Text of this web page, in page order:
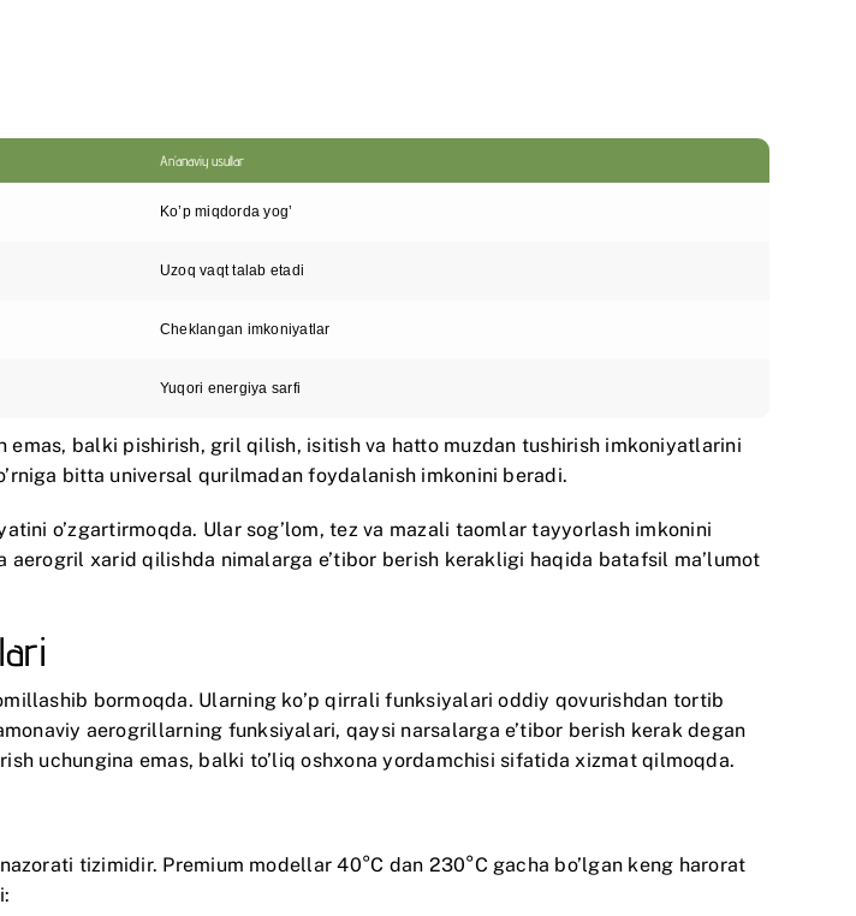
An’anaviy usullar
Ko’p miqdorda yog’
Uzoq vaqt talab etadi
Cheklangan imkoniyatlar
Yuqori energiya sarfi
balki pishirish, gril qilish, isitish va hatto muzdan tushirish imkoniyatlarini
bitta universal qurilmadan foydalanish imkonini beradi.
o’zgartirmoqda. Ular sog’lom, tez va mazali taomlar tayyorlash imkonini
xarid qilishda nimalarga e’tibor berish kerakligi haqida batafsil ma’lumot
bormoqda. Ularning ko’p qirrali funksiyalari oddiy qovurishdan tortib
aerogrillarning funksiyalari, qaysi narsalarga e’tibor berish kerak degan
uchungina emas, balki to’liq oshxona yordamchisi sifatida xizmat qilmoqda.
tizimidir. Premium modellar 40°C dan 230°C gacha bo’lgan keng harorat